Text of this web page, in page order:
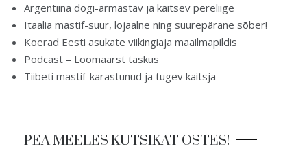
Argentiina dogi-armastav ja kaitsev pereliige
Itaalia mastif-suur, lojaalne ning suurepärane sõber!
Koerad Eesti asukate viikingiaja maailmapildis
Podcast – Loomaarst taskus
Tiibeti mastif-karastunud ja tugev kaitsja
PEA MEELES KUTSIKAT OSTES!